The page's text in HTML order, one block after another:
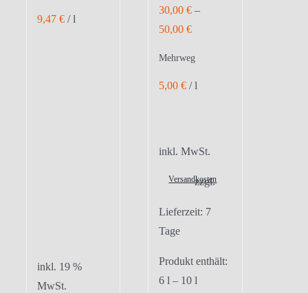
9,47 € /l
inkl. 19 %
MwSt.
30,00€ –
50,00€
Mehrweg
5,00€ /l
inkl. MwSt.
zzgl.
Versandkosten
Lieferzeit: 7
Tage
Produkt enthält:
6l – 10l